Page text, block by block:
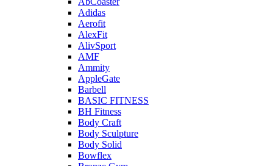
Adidas
Aerofit
AlexFit
AlivSport
AMF
Ammity
AppleGate
Barbell
BASIC FITNESS
BH Fitness
Body Craft
Body Sculpture
Body Solid
Bowflex